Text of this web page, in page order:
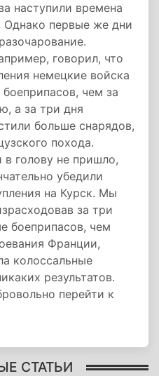
наступили времена
первые же дни
говорил, что
немецкие войска
чем за
а за три дня
больше снарядов,
похода.
в голову не пришло,
убедили
на Курск. Мы
за три
боеприпасов, чем
Франции,
колоссальные
результатов.
перейти к
СТАТЬИ